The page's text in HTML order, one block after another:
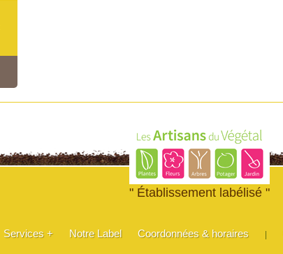
" Établissement labélisé "
Services + Notre Label Coordonnées & horaires |